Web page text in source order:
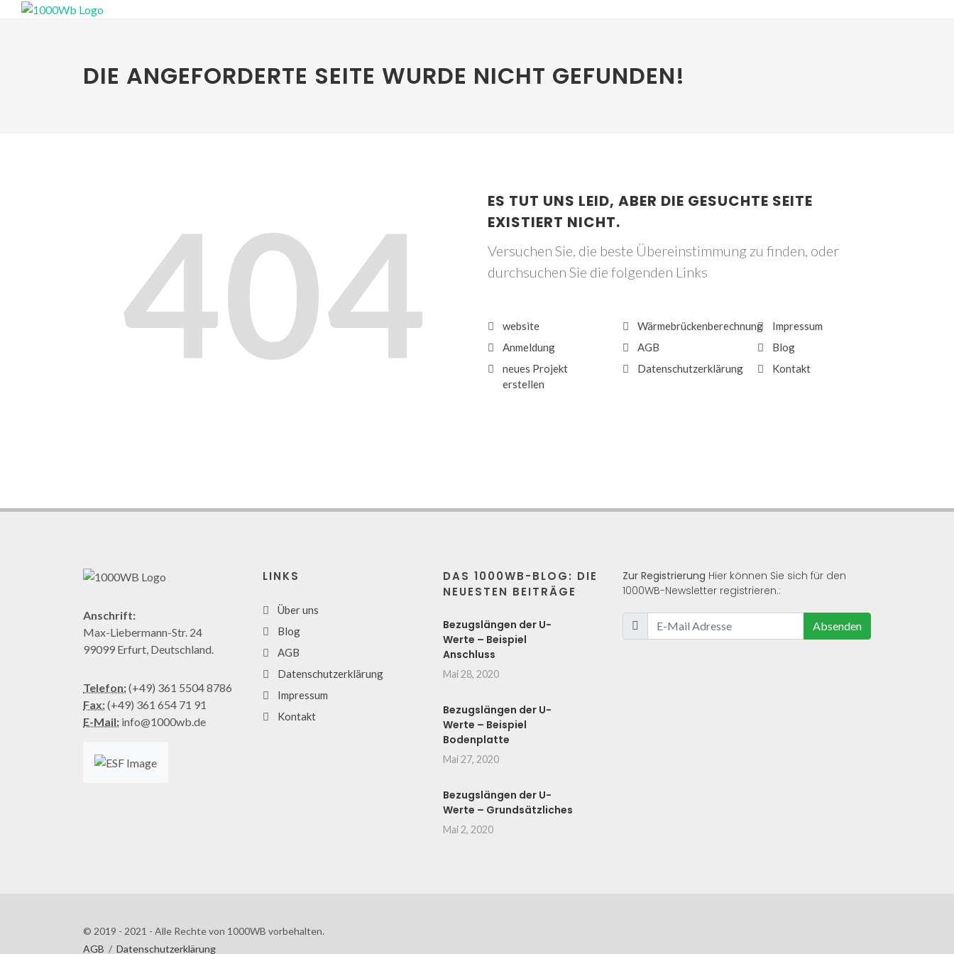
DIE ANGEFORDERTE SEITE WURDE NICHT GEFUNDEN!
404
ES TUT UNS LEID, ABER DIE GESUCHTE SEITE
EXISTIERT NICHT.
Versuchen Sie, die beste Übereinstimmung zu finden, oder
durchsuchen Sie die folgenden Links
website
Anmeldung
neues Projekt
erstellen
Wärmebrückenberechnung
AGB
Datenschutzerklärung
Impressum
Blog
Kontakt
Anschrift:
Max-Liebermann-Str. 24
99099 Erfurt, Deutschland.
Telefon:(+49) 361 5504 8786
Fax:(+49) 361 654 71 91
E-Mail: info@1000wb.de
LINKS
Über uns
Blog
AGB
Datenschutzerklärung
Impressum
Kontakt
DAS 1000WB-BLOG: DIE
NEUESTEN BEITRÄGE
Bezugslängen der U-
Werte – Beispiel
Anschluss
Mai 28, 2020
Bezugslängen der U-
Werte – Beispiel
Bodenplatte
Mai 27, 2020
Bezugslängen der U-
Werte – Grundsätzliches
Mai 2, 2020
Zur Registrierung Hier können Sie sich für den
1000WB-Newsletter registrieren.:
Absenden
© 2019 - 2021 - Alle Rechte von 1000WB vorbehalten.
AGB / Datenschutzerklärung